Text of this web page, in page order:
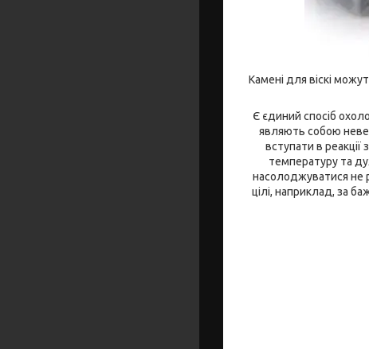
Камені для віскі
Є єдиний спосіб
являють собою
вступати в
температуру та
насолоджуватися не
цілі, наприклад, за